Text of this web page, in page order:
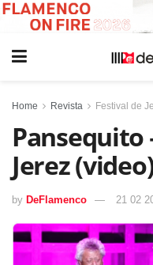
Home Revista Festival de
Pansequito
Jerez
by DeFlamenco 21 02